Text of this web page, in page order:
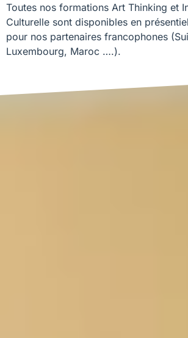
Toutes nos formations Art Thinking et
Culturelle sont disponibles en
pour nos partenaires francophones
Luxembourg, Maroc ….).